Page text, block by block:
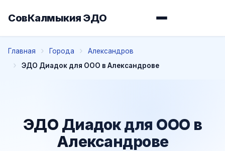
СовКалмыкия ЭДО
Главная Города
Александров
ЭДО Диадок для ООО в Александрове
ЭДО Диадок для ООО в
Александрове